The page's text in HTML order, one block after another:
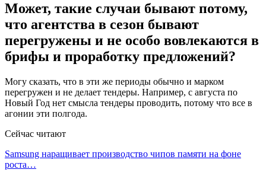
Может, такие случаи бывают потому,
что агентства в сезон бывают
перегружены и не особо вовлекаются в
брифы и проработку предложений?
Могу сказать, что в эти же периоды обычно и марком
перегружен и не делает тендеры. Например, с августа по
Новый Год нет смысла тендеры проводить, потому что все в
агонии эти полгода.
Сейчас читают
Samsung наращивает производство чипов памяти на фоне
роста…